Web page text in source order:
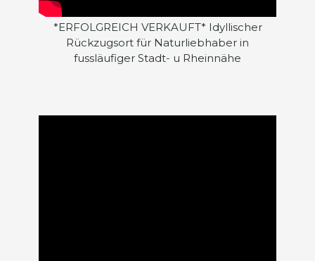
*ERFOLGREICH VERKAUFT* Idyllischer
Rückzugsort für Naturliebhaber in
fussläufiger Stadt- u Rheinnähe